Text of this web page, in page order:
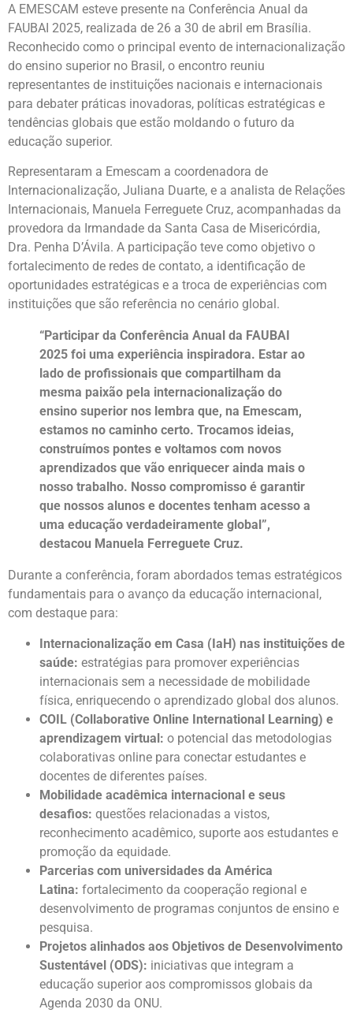
A EMESCAM esteve presente na Conferência Anual da
FAUBAI 2025, realizada de 26 a 30 de abril em Brasília.
Reconhecido como o principal evento de internacionalização
do ensino superior no Brasil, o encontro reuniu
representantes de instituições nacionais e internacionais
para debater práticas inovadoras, políticas estratégicas e
tendências globais que estão moldando o futuro da
educação superior.
Representaram a Emescam a coordenadora de
Internacionalização, Juliana Duarte, e a analista de Relações
Internacionais, Manuela Ferreguete Cruz, acompanhadas da
provedora da Irmandade da Santa Casa de Misericórdia,
Dra. Penha D’Ávila. A participação teve como objetivo o
fortalecimento de redes de contato, a identificação de
oportunidades estratégicas e a troca de experiências com
instituições que são referência no cenário global.
“Participar da Conferência Anual da FAUBAI
2025 foi uma experiência inspiradora. Estar ao
lado de profissionais que compartilham da
mesma paixão pela internacionalização do
ensino superior nos lembra que, na Emescam,
estamos no caminho certo. Trocamos ideias,
construímos pontes e voltamos com novos
aprendizados que vão enriquecer ainda mais o
nosso trabalho. Nosso compromisso é garantir
que nossos alunos e docentes tenham acesso a
uma educação verdadeiramente global”,
destacou Manuela Ferreguete Cruz.
Durante a conferência, foram abordados temas estratégicos
fundamentais para o avanço da educação internacional,
com destaque para:
Internacionalização em Casa (IaH) nas instituições de
saúde: estratégias para promover experiências
internacionais sem a necessidade de mobilidade
física, enriquecendo o aprendizado global dos alunos.
COIL (Collaborative Online International Learning) e
aprendizagem virtual: o potencial das metodologias
colaborativas online para conectar estudantes e
docentes de diferentes países.
Mobilidade acadêmica internacional e seus
desafios: questões relacionadas a vistos,
reconhecimento acadêmico, suporte aos estudantes e
promoção da equidade.
Parcerias com universidades da América
Latina: fortalecimento da cooperação regional e
desenvolvimento de programas conjuntos de ensino e
pesquisa.
Projetos alinhados aos Objetivos de Desenvolvimento
Sustentável (ODS): iniciativas que integram a
educação superior aos compromissos globais da
Agenda 2030 da ONU.